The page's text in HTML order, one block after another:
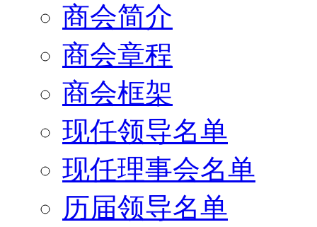
商会简介
商会章程
商会框架
现任领导名单
现任理事会名单
历届领导名单